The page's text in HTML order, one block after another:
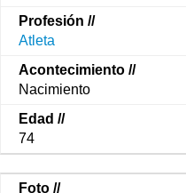
Atleta
Nacimiento
74